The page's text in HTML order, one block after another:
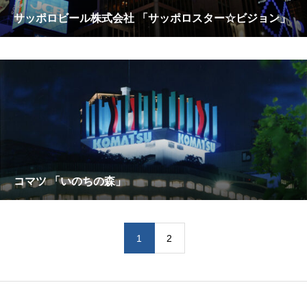
サッポロビール株式会社 「サッポロスター☆ビジョン」
コマツ 「いのちの森」
1 2